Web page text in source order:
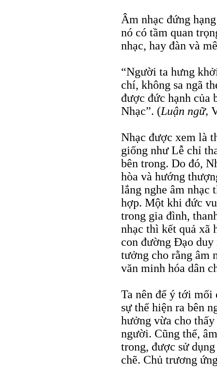
Âm nhạc đứng
nó có tầm quan
nhạc, hay đàn và
“Người ta hưng
chí, không sa ngã
được đức hạnh của
Nhạc”. (Luận ngữ,
Nhạc được xem là
giống như Lễ chỉ
bên trong. Do đó,
hòa và hướng
lắng nghe âm nhạc
hợp. Một khi đức
trong gia đình,
nhạc thì kết quả xã
con đường Ðạo
tưởng cho rằng âm
văn minh hóa dân
Ta nên để ý tới mối
sự thể hiện ra bên
hưởng vừa cho
người. Cũng thế,
trong, được sử
chẽ. Chủ trương